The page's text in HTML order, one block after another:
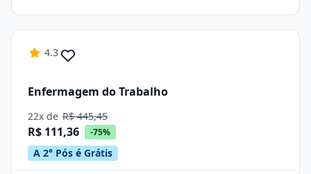
4.3
Enfermagem do Trabalho
22x de R$ 445,45
R$ 111,36 -75%
A 2° Pós é Grátis